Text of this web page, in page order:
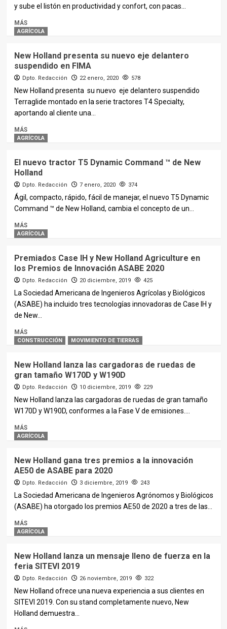
y sube el listón en productividad y confort, con pacas...
MÁS
AGRÍCOLA
New Holland presenta su nuevo eje delantero
suspendido en FIMA
Dpto. Redacción 22 enero, 2020 578
New Holland presenta su nuevo eje delantero suspendido
Terraglide montado en la serie tractores T4 Specialty,
aportando al cliente una...
MÁS
AGRÍCOLA
El nuevo tractor T5 Dynamic Command ™ de New
Holland
Dpto. Redacción 7 enero, 2020 374
Ágil, compacto, rápido, fácil de manejar, el nuevo T5 Dynamic
Command ™ de New Holland, cambia el concepto de un...
MÁS
AGRÍCOLA
Premiados Case IH y New Holland Agriculture en
los Premios de Innovación ASABE 2020
Dpto. Redacción 20 diciembre, 2019 425
La Sociedad Americana de Ingenieros Agrícolas y Biológicos
(ASABE) ha incluido tres tecnologías innovadoras de Case IH y
de New...
MÁS
CONSTRUCCIÓN MOVIMIENTO DE TIERRAS
New Holland lanza las cargadoras de ruedas de
gran tamaño W170D y W190D
Dpto. Redacción 10 diciembre, 2019 229
New Holland lanza las cargadoras de ruedas de gran tamaño
W170D y W190D, conformes a la Fase V de emisiones....
MÁS
AGRÍCOLA
New Holland gana tres premios a la innovación
AE50 de ASABE para 2020
Dpto. Redacción 3 diciembre, 2019 243
La Sociedad Americana de Ingenieros Agrónomos y Biológicos
(ASABE) ha otorgado los premios AE50 de 2020 a tres de las...
MÁS
AGRÍCOLA
New Holland lanza un mensaje lleno de fuerza en la
feria SITEVI 2019
Dpto. Redacción 26 noviembre, 2019 322
New Holland ofrece una nueva experiencia a sus clientes en
SITEVI 2019. Con su stand completamente nuevo, New
Holland demuestra...